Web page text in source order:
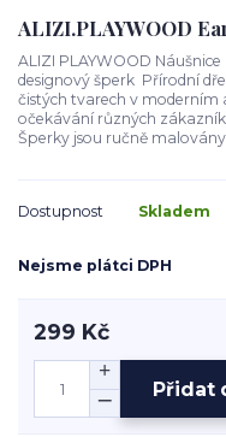
ALIZI.PLAYWOOD
ALIZI PLAYWOOD
designový šperk Přírodní
čistých tvarech v
očekávání různých
Šperky jsou ručně
Dostupnost Skladem
Nejsme plátci DPH
299 Kč
Přidat